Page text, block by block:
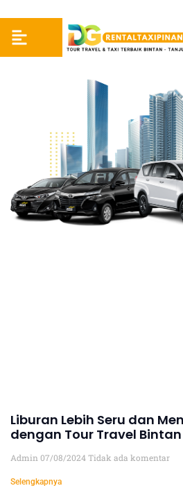
Liburan Lebih Seru dan
dengan Tour Travel Bintan
Admin 07/08/2024Tidak ada komentar
Selengkapnya